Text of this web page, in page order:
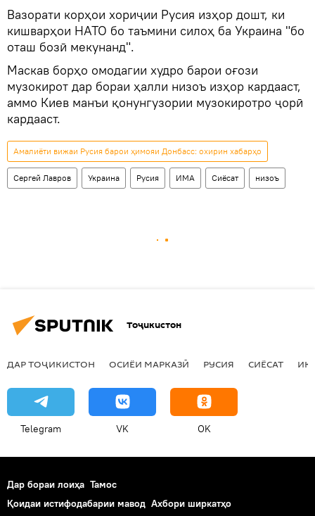
Вазорати корҳои хориҷии Русия изҳор дошт, ки
кишварҳои НАТО бо таъмини силоҳ ба Украина "бо
оташ бозӣ мекунанд".
Маскав борҳо омодагии худро барои оғози
музокирот дар бораи ҳалли низоъ изҳор кардааст,
аммо Киев манъи қонунгузории музокиротро ҷорӣ
кардааст.
Амалиёти вижаи Русия барои ҳимояи Донбасс: охирин хабарҳо
Сергей Лавров Украина Русия ИМА Сиёсат низоъ
Тоҷикистон
ДАР ТОҶИКИСТОН ОСИЁИ МАРКАЗӢ РУСИЯ СИЁСАТ
Telegram VK OK
Дар бораи лоиҳа Тамос
Қоидаи истифодабарии мавод Ахбори ширкатҳо